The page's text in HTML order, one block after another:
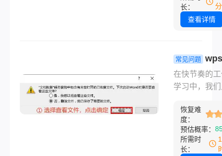
但别急！
的自动保护
回概率。那
保存关闭了
复数据呢？
理出实测有
恢复方案，
率从高到低
助你最大化
失。
长：
查看详情
常见问题
存关闭了怎
复数据？别
指南，救回
心血之作！
在快节奏的
学习中，我
Office为伴。
最令人心惊
瞬间莫过于
苦苦码了数
恢复难
度：
预估概率：
所需时
长：